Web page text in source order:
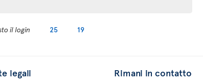
il login 25 19
legali Rimani in contatto